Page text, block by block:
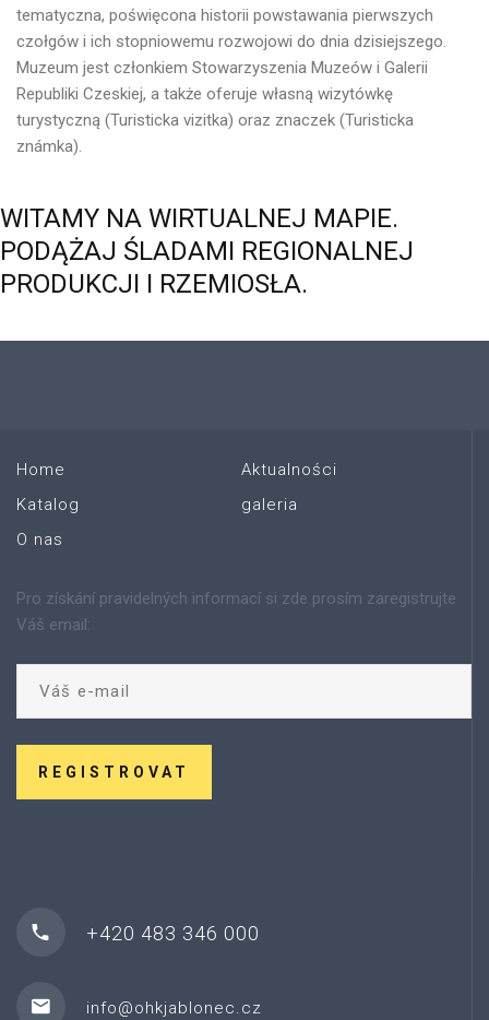
tematyczna, poświęcona historii powstawania pierwszych
czołgów i ich stopniowemu rozwojowi do dnia dzisiejszego.
Muzeum jest członkiem Stowarzyszenia Muzeów i Galerii
Republiki Czeskiej, a także oferuje własną wizytówkę
turystyczną (Turisticka vizitka) oraz znaczek (Turisticka
známka).
WITAMY NA WIRTUALNEJ MAPIE.
PODĄŻAJ ŚLADAMI REGIONALNEJ
PRODUKCJI I RZEMIOSŁA.
Home
Katalog
O nas
Aktualności
galeria
Pro získání pravidelných informací si zde prosím zaregistrujte
Váš email:
REGISTROVAT
+420 483 346 000
info@ohkjablonec.cz